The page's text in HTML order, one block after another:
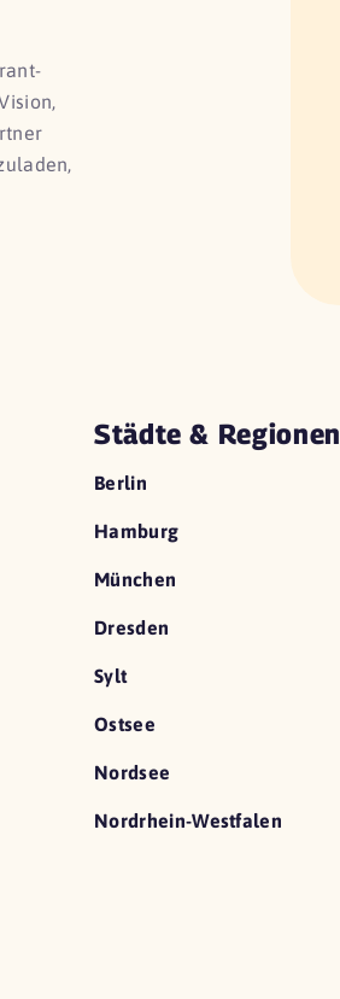
Städte & Regionen
Berlin
Hamburg
München
Dresden
Sylt
Ostsee
Nordsee
Nordrhein-Westfalen